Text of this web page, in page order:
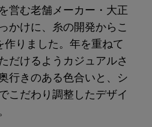
営む老舗メーカー・大正
かけに、糸の開発からこ
作りました。年を重ねて
だけるようカジュアルさ
行きのある色合いと、シ
こだわり調整したデザイ